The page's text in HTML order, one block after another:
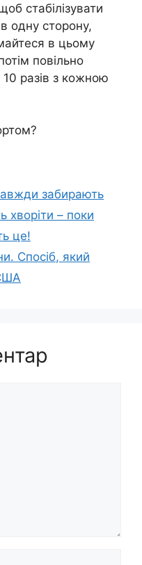
стабілізувати
в одну сторону,
в цьому
повільно
10 разів з кожною
забирають
хвoріти – поки
цe!
Спосіб, який